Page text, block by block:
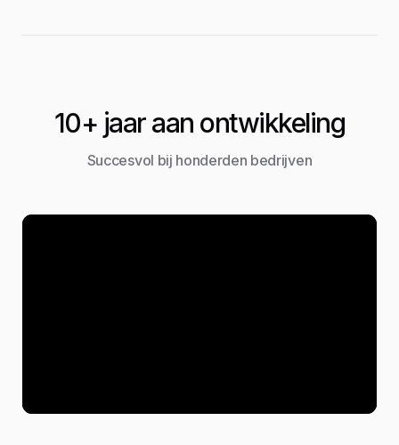
10+ jaar aan ontwikkeling
Succesvol bij honderden bedrijven